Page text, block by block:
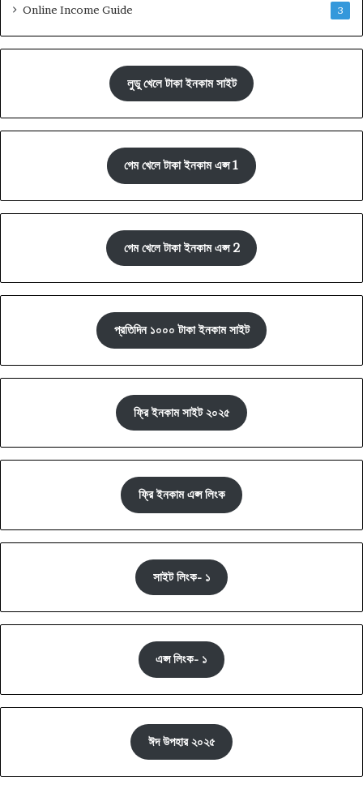
Online Income Guide 3
লুডু খেলে টাকা ইনকাম সাইট
গেম খেলে টাকা ইনকাম এপ্স 1
গেম খেলে টাকা ইনকাম এপ্স 2
প্রতিদিন ১০০০ টাকা ইনকাম সাইট
ফ্রি ইনকাম সাইট ২০২৫
ফ্রি ইনকাম এপ্স লিংক
সাইট লিংক- ১
এপ্স লিংক- ১
ঈদ উপহার ২০২৫